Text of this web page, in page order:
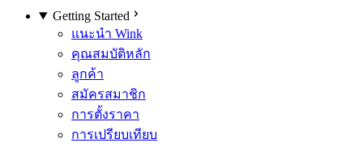
Getting Started
แนะนำ Wink
คุณสมบัติหลัก
ลูกค้า
สมัครสมาชิก
การตั้งราคา
การเปรียบเทียบ